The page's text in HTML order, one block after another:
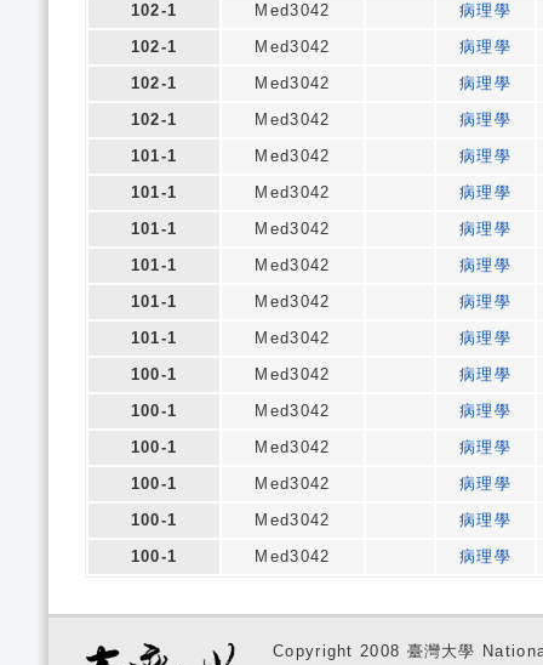
102-1
Med3042
病理學
102-1
Med3042
病理學
102-1
Med3042
病理學
102-1
Med3042
病理學
101-1
Med3042
病理學
101-1
Med3042
病理學
101-1
Med3042
病理學
101-1
Med3042
病理學
101-1
Med3042
病理學
101-1
Med3042
病理學
100-1
Med3042
病理學
100-1
Med3042
病理學
100-1
Med3042
病理學
100-1
Med3042
病理學
100-1
Med3042
病理學
100-1
Med3042 病理學
Copyright 2008 臺灣大學